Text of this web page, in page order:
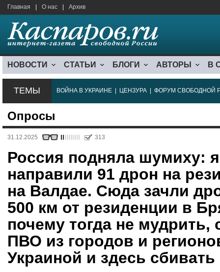
Главная О нас Архив
НОВОСТИ СТАТЬИ БЛОГИ АВТОРЫ В
ТЕМЫ ВОЙНА В УКРАИНЕ ЦЕНЗУРА ФОРУМ СВОБОДНОЙ
Опросы
31.12.2025 313
Россия подняла шумиху:
направили 91 дрон на
на Валдае. Сюда зачли
500 км от резиденции в
почему тогда не мудрить,
ПВО из городов и
Украиной и здесь сбивать